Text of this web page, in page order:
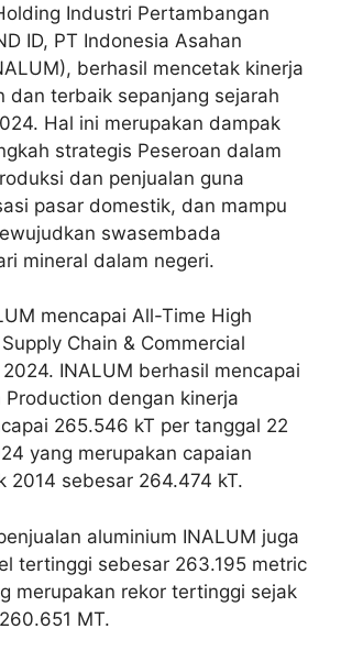
Industri Pertambangan
ID, PT Indonesia Asahan
berhasil mencetak kinerja
dan terbaik sepanjang sejarah
Hal ini merupakan dampak
strategis Peseroan dalam
dan penjualan guna
pasar domestik, dan mampu
swasembada
mineral dalam negeri.
mencapai All-Time High
Chain & Commercial
INALUM berhasil mencapai
dengan kinerja
265.546 kT per tanggal 22
yang merupakan capaian
2014 sebesar 264.474 kT.
aluminium INALUM juga
tertinggi sebesar 263.195 metric
merupakan rekor tertinggi sejak
MT.